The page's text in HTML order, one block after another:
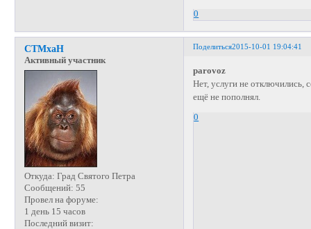
0
Поделиться2015-10-01 19:04:41
СТМхаН
Активный участник
Откуда: Град Святого Петра
Сообщений: 55
Провел на форуме:
1 день 15 часов
Последний визит:
parovoz
Нет, услуги не отключились,
ещё не пополнял.
0